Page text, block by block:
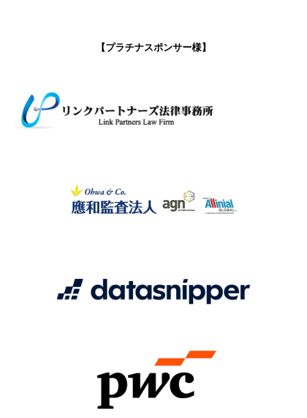
【プラチナスポンサー様】